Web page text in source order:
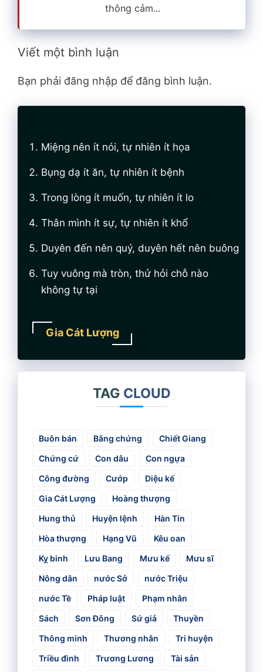
thông cảm...
Viết một bình luận
Bạn phải đăng nhập để đăng bình luận.
Miệng nên ít nói, tự nhiên ít họa
Bụng dạ ít ăn, tự nhiên ít bệnh
Trong lòng ít muốn, tự nhiên ít lo
Thân mình ít sự, tự nhiên ít khổ
Duyên đến nên quý, duyên hết nên buông
Tuy vuông mà tròn, thử hỏi chỗ nào
không tự tại
Gia Cát Lượng
TAG CLOUD
Buôn bán Bằng chứng
Chiết Giang
Chứng cứ
Con dâu
Con ngựa
Công đường
Cướp
Diệu kế
Gia Cát Lượng
Hoàng thượng
Hung thủ
Huyện lệnh
Hàn Tín
Hòa thượng
Hạng Vũ
Kêu oan
Kỵ binh
Lưu Bang Mưu kế
Mưu sĩ
Nông dân
nước Sở
nước Triệu
nước Tề
Pháp luật
Phạm nhân
Sách
Sơn Đông Sứ giả
Thuyền
Thông minh
Thương nhân
Tri huyện
Triều đình
Trương Lương
Tài sản